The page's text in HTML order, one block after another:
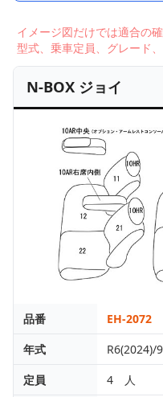
イメージ図だけでは適合の
型式、乗車定員、グレード
N-BOX ジョイ
品番
EH-2072
年式
R6(2024)/
定員
4 人